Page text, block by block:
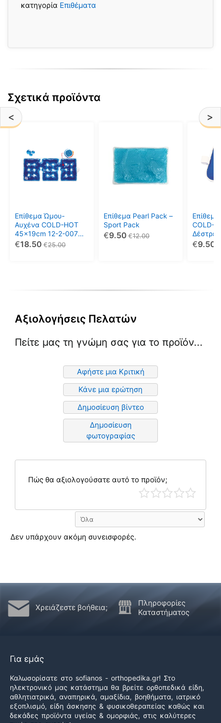
< >
κατηγορία Επιθέματα
Σχετικά προϊόντα
Επίθεμα Ώμου-
Αυχένα COLD-HOT
45x19cm 12-2-007
Vita
25.00
€
18.50
€
Επίθεμα Pearl Pack –
Sport Pack
12.00
€
9.50
€
COLD-
2-009
9.50
€
Αξιολογήσεις Πελατών
Πείτε μας τη γνώμη σας για το προϊόν...
Αφήστε μια Κριτική
Κάνε μια ερώτηση
Δημοσίευση βίντεο
Δημοσίευση
φωτογραφίας
Πώς θα αξιολογούσατε αυτό το προϊόν;
Δεν υπάρχουν ακόμη συνεισφορές.
Χρειάζεστε βοήθεια;
Πληροφορίες
Καταστήματος
Για εμάς
Καλωσορίσατε στο sofianos - orthopedika.gr! Στο
ηλεκτρονικό μας κατάστημα θα βρείτε ορθοπεδικά είδη,
αθλητιατρικά, αναπηρικά, αμαξίδια, βοηθήματα, ιατρικό
εξοπλισμό, είδη άσκησης & φυσικοθεραπείας καθώς και
δεκάδες προϊόντα υγείας & ομορφιάς, στις καλύτερες